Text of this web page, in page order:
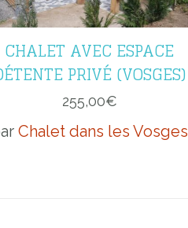
CHALET AVEC ESPACE
PRIVÉ (VOSGES)
255,00€
Chalet dans les Vosges